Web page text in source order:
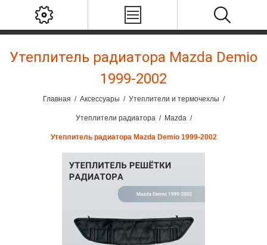
Утеплитель радиатора Mazda Demio
1999-2002
Главная / Аксессуары / Утеплители и термочехлы /
Утеплители радиатора / Mazda /
Утеплитель радиатора Mazda Demio 1999-2002